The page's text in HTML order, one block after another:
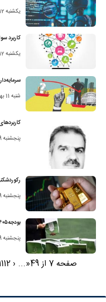
یکشنبه 12 بهمن 1404
کاربرد
یکشنبه 12 بهمن 1404
شنبه 11 بهمن 1404
پنجشنبه 9 بهمن 1404
پنجشنبه 9 بهمن 1404
بودجه۱۴۰۵ و اعتبارات حمایتی؛ کالابرگ فراگیر، فقر پایدار
پنجشنبه 9 بهمن 1404
صفحه 7 از 49 «
...
‹
12